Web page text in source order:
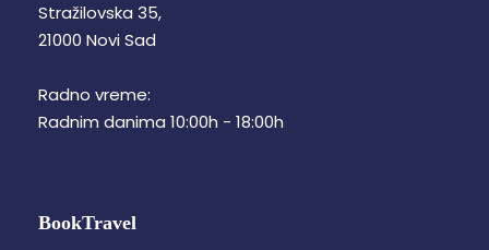
Stražilovska 35,
21000 Novi Sad
Radno vreme:
Radnim danima 10:00h - 18:00h
BookTravel